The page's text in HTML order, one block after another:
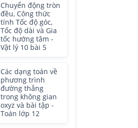
Chuyển động tròn
đều, Công thức
tính Tốc độ góc,
Tốc độ dài và Gia
tốc hướng tâm -
Vật lý 10 bài 5
Các dạng toán về
phương trình
đường thẳng
trong không gian
oxyz và bài tập -
Toán lớp 12